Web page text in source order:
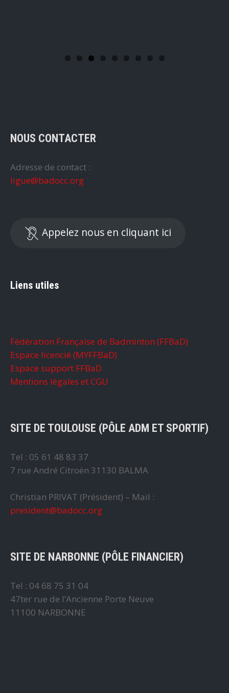
NOUS CONTACTER
Adresse de contact :
ligue@badocc.org
Appelez nous en cliquant ici
Liens utiles
Fédération Française de Badminton (FFBaD)
Espace licencié (MYFFBaD)
Espace support FFBaD
Mentions légales et CGU
SITE DE TOULOUSE (PÔLE ADM ET SPORTIF)
Tel : 05 61 48 83 37
7 rue André Citroën 31130 BALMA
Christian PRIVAT (Président) – Mail :
president@badocc.org
SITE DE NARBONNE (PÔLE FINANCIER)
Tel : 04 68 75 31 04
47ter rue de l’Ancienne Porte Neuve
11100 NARBONNE